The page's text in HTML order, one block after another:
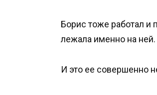
Борис тоже работал и
лежала именно на ней.
И это ее совершенно